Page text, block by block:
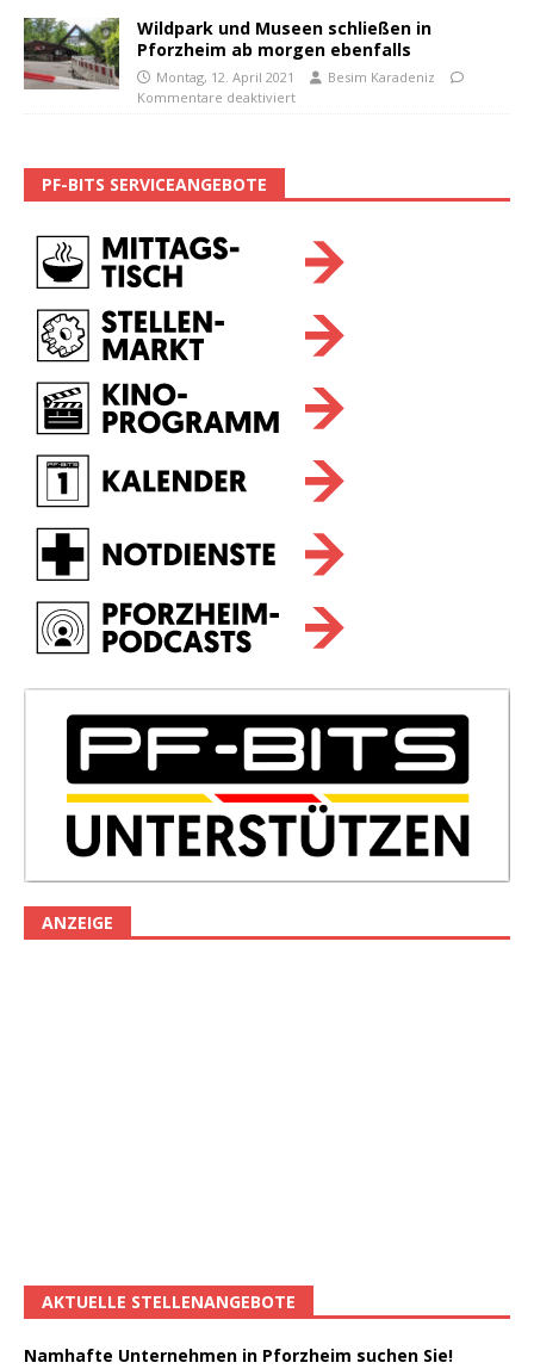
Wildpark und Museen schließen in
Pforzheim ab morgen ebenfalls
Montag, 12. April 2021
Besim Karadeniz
Kommentare deaktiviert
PF-BITS SERVICEANGEBOTE
ANZEIGE
AKTUELLE STELLENANGEBOTE
Namhafte Unternehmen in Pforzheim suchen Sie!